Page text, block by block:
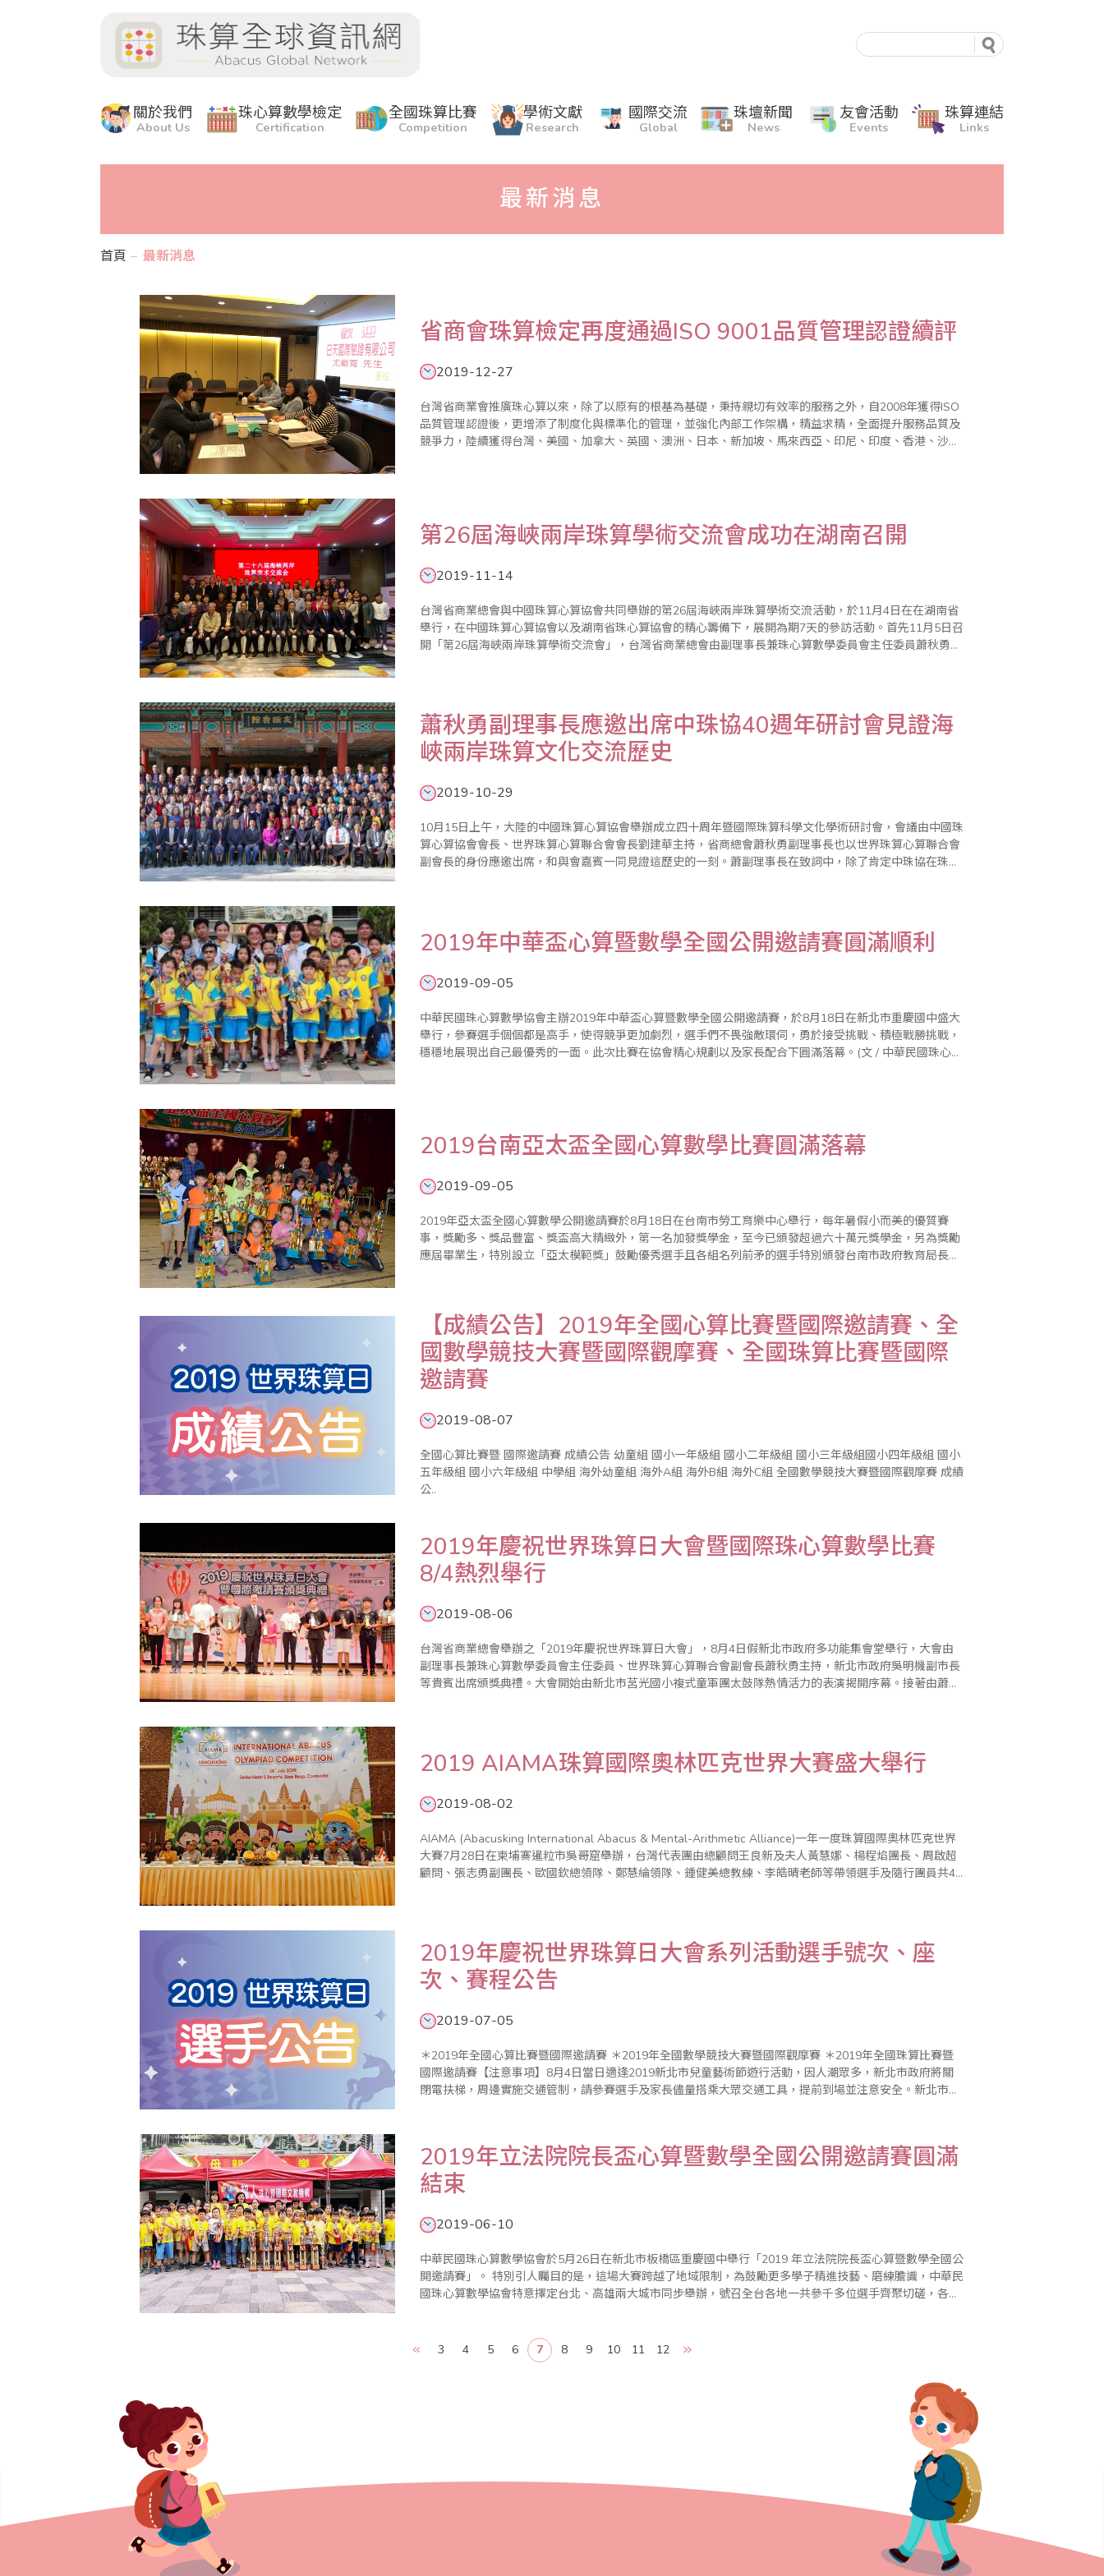
關於我們
About Us
珠心算數學檢定
Certification
全國珠算比賽
Competition
學術文獻
Research
國際交流
Global
珠壇新聞
News
友會活動
Events
珠算連結
Links
最新消息
首頁 最新消息
省商會珠算檢定再度通過ISO 9001品質管理認證續評
2019-12-27
台灣省商業會推廣珠心算以來，除了以原有的根基為基礎，秉持親切有效率的服務之外，自2008年獲得ISO
品質管理認證後，更增添了制度化與標準化的管理，並強化內部工作架構，精益求精，全面提升服務品質及
競爭力，陸續獲得台灣、美國、加拿大、英國、澳洲、日本、新加坡、馬來西亞、印尼、印度、香港、沙烏
第26屆海峽兩岸珠算學術交流會成功在湖南召開
2019-11-14
台灣省商業總會與中國珠算心算協會共同舉辦的第26屆海峽兩岸珠算學術交流活動，於11月4日在在湖南省
舉行，在中國珠算心算協會以及湖南省珠心算協會的精心籌備下，展開為期7天的參訪活動。首先11月5日召
開「第26屆海峽兩岸珠算學術交流會」，台灣省商業總會由副理事長兼珠心算數學委員會主任委員蕭秋勇率
蕭秋勇副理事長應邀出席中珠協40週年研討會見證海
峽兩岸珠算文化交流歷史
2019-10-29
10月15日上午，大陸的中國珠算心算協會舉辦成立四十周年暨國際珠算科學文化學術研討會，會議由中國珠
算心算協會會長、世界珠算心算聯合會會長劉建華主持，省商總會蕭秋勇副理事長也以世界珠算心算聯合會
副會長的身份應邀出席，和與會嘉賓一同見證這歷史的一刻。蕭副理事長在致詞中，除了肯定中珠協在珠心
2019年中華盃心算暨數學全國公開邀請賽圓滿順利
2019-09-05
中華民國珠心算數學協會主辦2019年中華盃心算暨數學全國公開邀請賽，於8月18日在新北市重慶國中盛大
舉行，參賽選手個個都是高手，使得競爭更加劇烈，選手們不畏強敵環伺，勇於接受挑戰、積極戰勝挑戰，
穩穩地展現出自己最優秀的一面。此次比賽在協會精心規劃以及家長配合下圓滿落幕。(文 / 中華民國珠心算
2019台南亞太盃全國心算數學比賽圓滿落幕
2019-09-05
2019年亞太盃全國心算數學公開邀請賽於8月18日在台南市勞工育樂中心舉行，每年暑假小而美的優質賽
事，獎勵多、獎品豐富、獎盃高大精緻外，第一名加發獎學金，至今已頒發超過六十萬元獎學金，另為獎勵
應屆畢業生，特別設立「亞太模範獎」鼓勵優秀選手且各組名列前矛的選手特別頒發台南市政府教育局長獎
【成績公告】2019年全國心算比賽暨國際邀請賽、全
國數學競技大賽暨國際觀摩賽、全國珠算比賽暨國際
邀請賽
2019-08-07
全國心算比賽暨 國際邀請賽 成績公告 幼童組 國小一年級組 國小二年級組 國小三年級組國小四年級組 國小
五年級組 國小六年級組 中學組 海外幼童組 海外A組 海外B組 海外C組 全國數學競技大賽暨國際觀摩賽 成績
公..
2019年慶祝世界珠算日大會暨國際珠心算數學比賽
8/4熱烈舉行
2019-08-06
台灣省商業總會舉辦之「2019年慶祝世界珠算日大會」，8月4日假新北市政府多功能集會堂舉行，大會由
副理事長兼珠心算數學委員會主任委員、世界珠算心算聯合會副會長蕭秋勇主持，新北市政府吳明機副市長
等貴賓出席頒獎典禮。大會開始由新北市莒光國小複式童軍團太鼓隊熱情活力的表演揭開序幕。接著由蕭秋
2019 AIAMA珠算國際奧林匹克世界大賽盛大舉行
2019-08-02
AIAMA (Abacusking International Abacus & Mental-Arithmetic Alliance)一年一度珠算國際奧林匹克世界
大賽7月28日在柬埔寨暹粒市吳哥窟舉辦，台灣代表團由總顧問王良新及夫人黃慧娜、楊程焰團長、周啟超
顧問、張志勇副團長、歐國欽總領隊、鄭慧綸領隊、鍾健美總教練、李皓晴老師等帶領選手及隨行團員共41
2019年慶祝世界珠算日大會系列活動選手號次、座
次、賽程公告
2019-07-05
＊2019年全國心算比賽暨國際邀請賽 ＊2019年全國數學競技大賽暨國際觀摩賽 ＊2019年全國珠算比賽暨
國際邀請賽【注意事項】8月4日當日適逢2019新北市兒童藝術節遊行活動，因人潮眾多，新北市政府將關
閉電扶梯，周邊實施交通管制，請參賽選手及家長儘量搭乘大眾交通工具，提前到場並注意安全。新北市政
2019年立法院院長盃心算暨數學全國公開邀請賽圓滿
結束
2019-06-10
中華民國珠心算數學協會於5月26日在新北市板橋區重慶國中舉行「2019 年立法院院長盃心算暨數學全國公
開邀請賽」。 特別引人矚目的是，這場大賽跨越了地域限制，為鼓勵更多學子精進技藝、磨練膽識，中華民
國珠心算數學協會特意擇定台北、高雄兩大城市同步舉辦，號召全台各地一共參千多位選手齊聚切磋，各路
3
4 5 6 7 8 9 10 11 12